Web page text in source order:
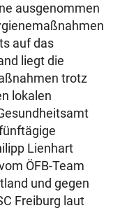
ausgenommen
auf das
liegt die
trotz
lokalen
Lienhart
ÖFB-Team
und gegen
Freiburg laut